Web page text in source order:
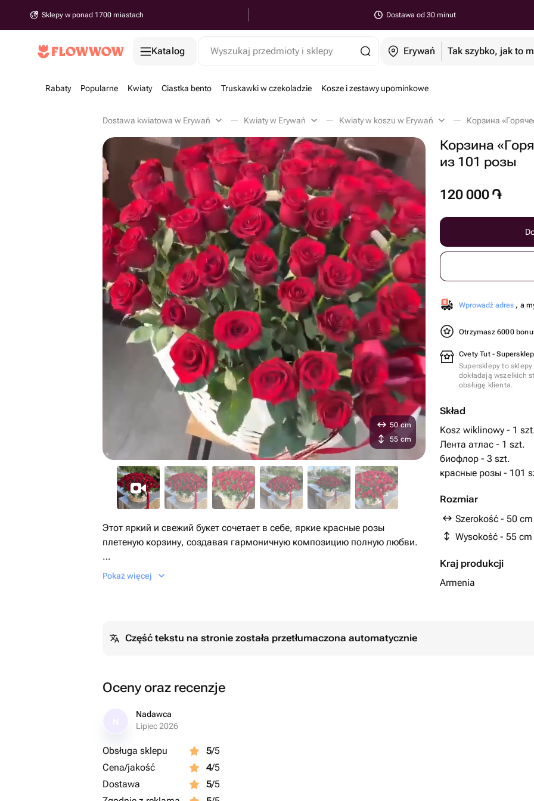
Sklepy w ponad 1700 miastach Dostawa od 30 minut
Katalog Wyszukaj przedmioty i sklepy Erywań Tak szybko, jak to
Rabaty Popularne Kwiaty Ciastka bento Truskawki w czekoladzie Kosze i zestawy upominkowe
Dostawa kwiatowa w Erywań Kwiaty w Erywań Kwiaty w koszu w Erywań
Корзина
из 101 розы
120 000 ֏
Wprowadź adres , a
Otrzymasz 6000
Cvety Tut -
Supersklepy to
dokładają wszelkich
obsługę klienta.
Skład
Kosz wiklinowy - 1
Лента атлас - 1 szt.
биофлор - 3 szt.
красные розы - 101
Rozmiar
Szerokość - 50 cm
Wysokość - 55 cm
Kraj produkcji
Armenia
50 cm
55 cm
Этот яркий и свежий букет сочетает в себе, яркие красные розы
плетеную корзину, создавая гармоничную композицию полную любви.
Упакован в стильную корзину, которая подчеркивает натуральность и
Pokaż więcej
Część tekstu na stronie została przetłumaczona automatycznie
Oceny oraz recenzje
Nadawca
Lipiec 2026
Obsługa sklepu 5/5
Cena/jakość
4/5
Dostawa
5/5